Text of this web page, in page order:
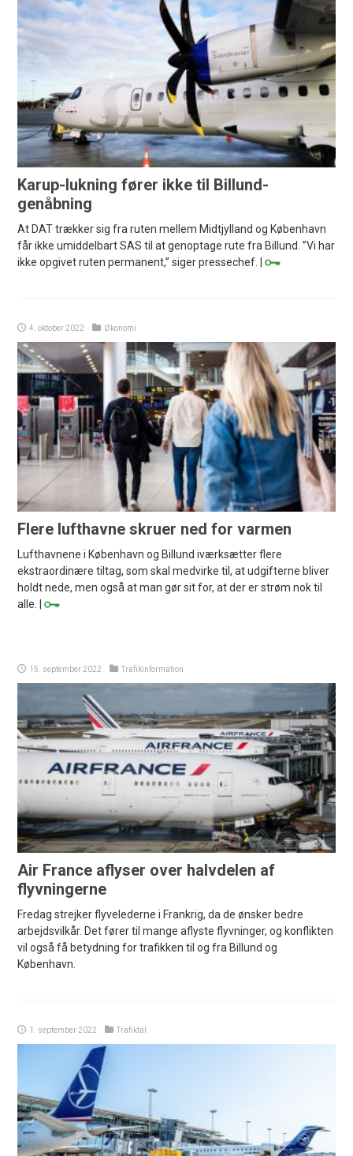
Karup-lukning fører ikke til Billund-
genåbning
At DAT trækker sig fra ruten mellem Midtjylland og København
får ikke umiddelbart SAS til at genoptage rute fra Billund. ”Vi har
ikke opgivet ruten permanent,” siger pressechef. |
4. oktober 2022 Økonomi
Flere lufthavne skruer ned for varmen
Lufthavnene i København og Billund iværksætter flere
ekstraordinære tiltag, som skal medvirke til, at udgifterne bliver
holdt nede, men også at man gør sit for, at der er strøm nok til
alle. |
15. september 2022 Trafikinformation
Air France aflyser over halvdelen af
flyvningerne
Fredag strejker flyvelederne i Frankrig, da de ønsker bedre
arbejdsvilkår. Det fører til mange aflyste flyvninger, og konflikten
vil også få betydning for trafikken til og fra Billund og
København.
1. september 2022 Trafiktal